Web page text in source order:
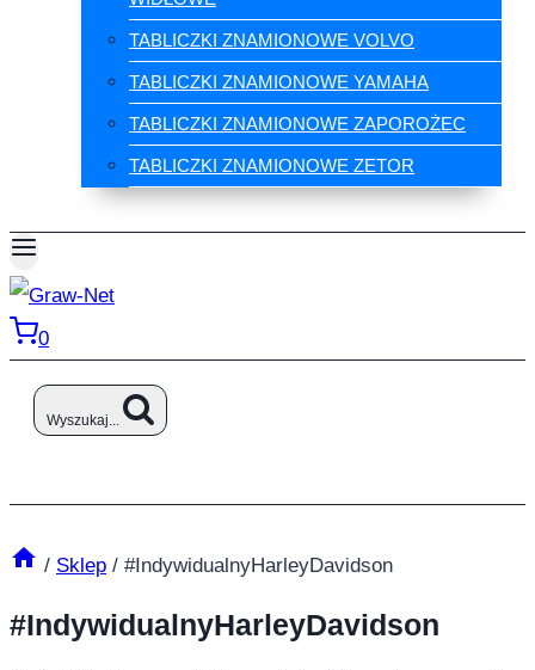
TABLICZKI ZNAMIONOWE VOLVO
TABLICZKI ZNAMIONOWE YAMAHA
TABLICZKI ZNAMIONOWE ZAPOROŻEC
TABLICZKI ZNAMIONOWE ZETOR
0
Wyszukaj...
/ Sklep / #IndywidualnyHarleyDavidson
#IndywidualnyHarleyDavidson